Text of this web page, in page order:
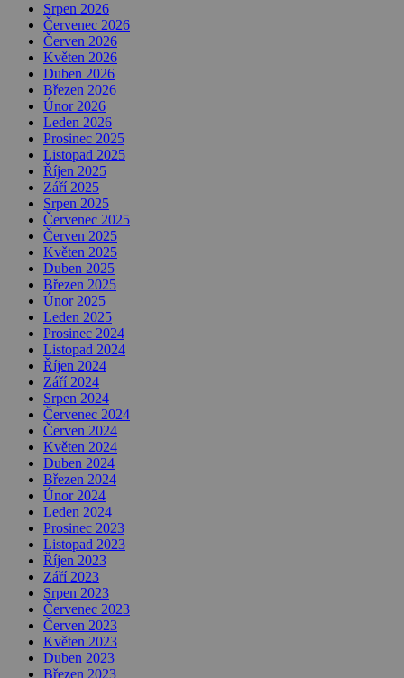
Srpen 2026
Červenec 2026
Červen 2026
Květen 2026
Duben 2026
Březen 2026
Únor 2026
Leden 2026
Prosinec 2025
Listopad 2025
Říjen 2025
Září 2025
Srpen 2025
Červenec 2025
Červen 2025
Květen 2025
Duben 2025
Březen 2025
Únor 2025
Leden 2025
Prosinec 2024
Listopad 2024
Říjen 2024
Září 2024
Srpen 2024
Červenec 2024
Červen 2024
Květen 2024
Duben 2024
Březen 2024
Únor 2024
Leden 2024
Prosinec 2023
Listopad 2023
Říjen 2023
Září 2023
Srpen 2023
Červenec 2023
Červen 2023
Květen 2023
Duben 2023
Březen 2023